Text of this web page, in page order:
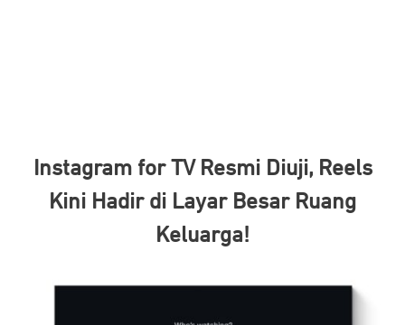
Instagram for TV Resmi Diuji, Reels
Kini Hadir di Layar Besar Ruang
Keluarga!